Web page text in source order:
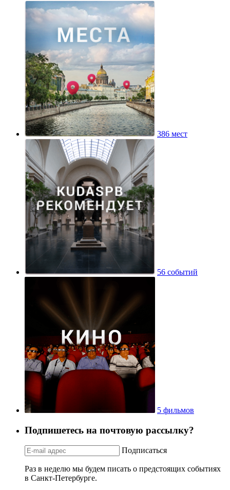
386 мест
56 событий
5 фильмов
Подпишетесь на почтовую рассылку?
Подписаться
Раз в неделю мы будем писать о предстоящих событиях
в Санкт-Петербурге.